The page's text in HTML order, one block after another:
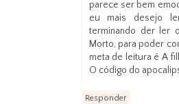
parece ser bem
eu mais desejo
terminando der ler
Morto, para poder
meta de leitura é A
O código do
Responder